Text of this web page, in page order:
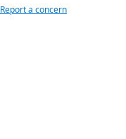
Report a concern